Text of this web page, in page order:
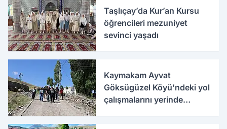
Taşlıçay’da Kur’an Kursu
öğrencileri mezuniyet
sevinci yaşadı
Kaymakam Ayvat
Göksügüzel Köyü’ndeki yol
çalışmalarını yerinde